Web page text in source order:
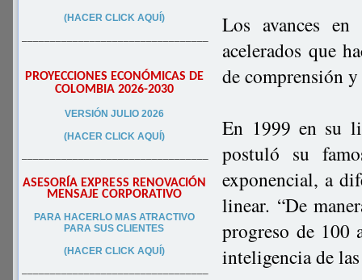
(HACER CLICK AQUÍ)
–––––––––––––––––––––––––––––––––
PROYECCIONES ECONÓMICAS DE
COLOMBIA 2026-2030
VERSIÓN JULIO 2026
(HACER CLICK AQUÍ)
–––––––––––––––––––––––––––––––––
ASESORÍA EXPRESS RENOVACIÓN
MENSAJE CORPORATIVO
PARA HACERLO MAS ATRACTIVO
PARA SUS CLIENTES
(HACER CLICK AQUÍ)
–––––––––––––––––––––––––––––––––
Los avances
acelerados que
de comprensión
En 1999 en su
postuló su
exponencial, a
linear. “De
progreso de 100
inteligencia de